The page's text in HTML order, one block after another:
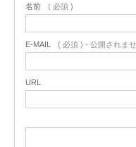
名前 ( 必須 )
E-MAIL ( 必須 ) - 公開されま
URL